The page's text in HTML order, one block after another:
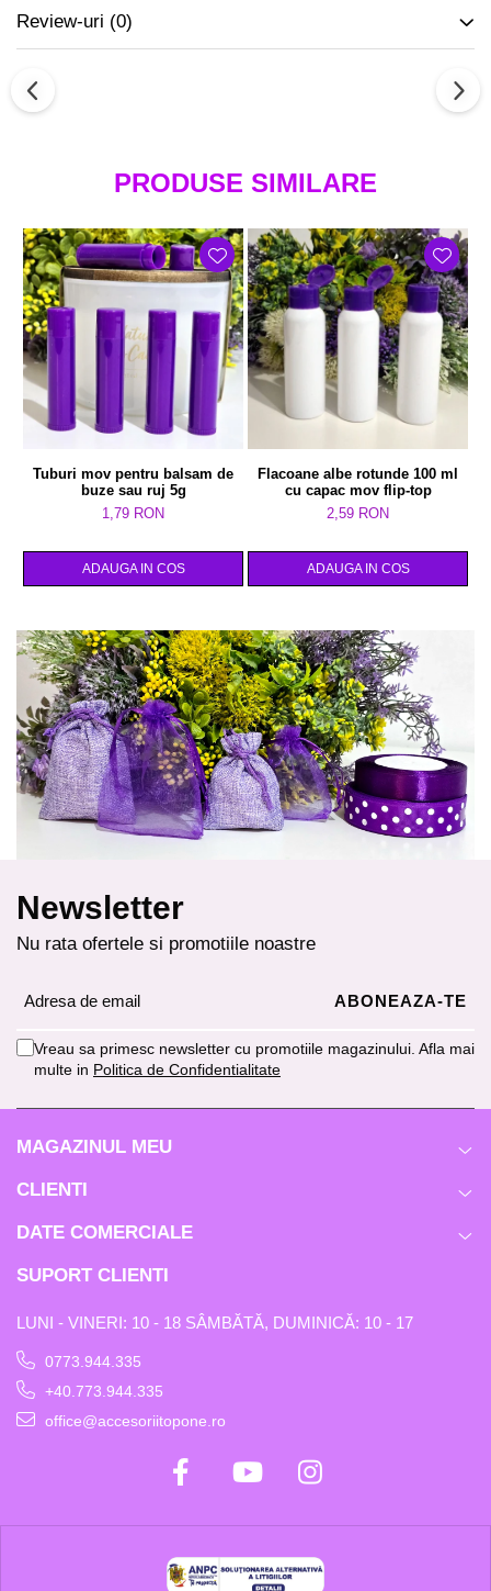
Review-uri (0)
PRODUSE SIMILARE
Tuburi mov pentru balsam de
buze sau ruj 5g
1,79 RON
ADAUGA IN COS
Flacoane albe rotunde 100 ml
cu capac mov flip-top
2,59 RON
ADAUGA IN COS
Newsletter
Nu rata ofertele si promotiile noastre
Vreau sa primesc newsletter cu promotiile magazinului. Afla mai
multe in Politica de Confidentialitate
MAGAZINUL MEU
CLIENTI
DATE COMERCIALE
SUPORT CLIENTI
LUNI - VINERI: 10 - 18 SÂMBĂTĂ, DUMINICĂ: 10 - 17
0773.944.335
+40.773.944.335
office@accesoriitopone.ro